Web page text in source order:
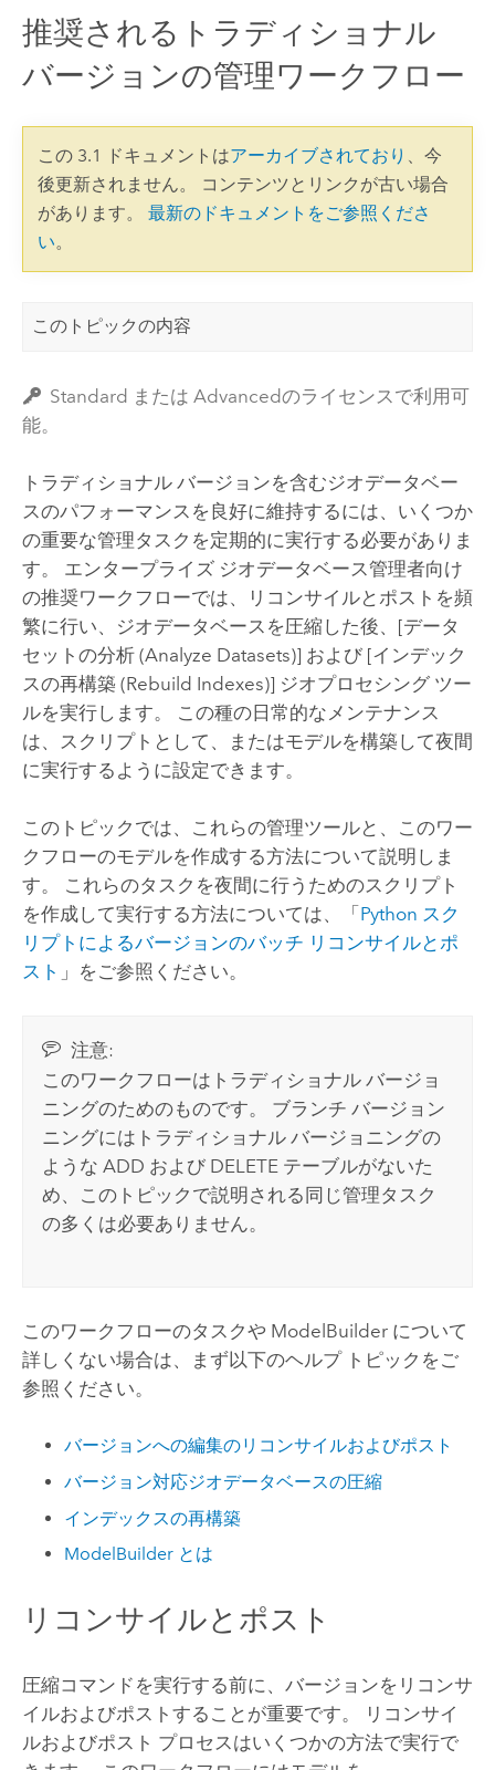
推奨されるトラディショナル
バージョンの管理ワークフロー
この 3.1 ドキュメントはアーカイブされており 、今
後更新されません。 コンテンツとリンクが古い場合
があります。 最新のドキュメントをご参照くださ
い。
このトピックの内容
Standard または Advancedのライセンスで利用可
能。
トラディショナル バージョンを含むジオデータベー
スのパフォーマンスを良好に維持するには、いくつか
の重要な管理タスクを定期的に実行する必要がありま
す。 エンタープライズ ジオデータベース管理者向け
の推奨ワークフローでは、リコンサイルとポストを頻
繁に行い、ジオデータベースを圧縮した後、 [データ
セットの分析 (Analyze Datasets)] および [インデック
スの再構築 (Rebuild Indexes)] ジオプロセシング ツー
ルを実行します。 この種の日常的なメンテナンス
は、スクリプトとして、またはモデルを構築して夜間
に実行するように設定できます。
このトピックでは、これらの管理ツールと、このワー
クフローのモデルを作成する方法について説明しま
す。 これらのタスクを夜間に行うためのスクリプト
を作成して実行する方法については、「 Python スク
リプトによるバージョンのバッチ リコンサイルとポ
スト 」をご参照ください。
注意:
このワークフローはトラディショナル バージョ
ニングのためのものです。 ブランチ バージョン
ニングにはトラディショナル バージョニングの
ような ADD および DELETE テーブルがないた
め、このトピックで説明される同じ管理タスク
の多くは必要ありません。
このワークフローのタスクや ModelBuilder について
詳しくない場合は、まず以下のヘルプ トピックをご
参照ください。
バージョンへの編集のリコンサイルおよびポスト
バージョン対応ジオデータベースの圧縮
インデックスの再構築
ModelBuilder とは
リコンサイルとポスト
圧縮コマンドを実行する前に、バージョンをリコンサ
イルおよびポストすることが重要です。 リコンサイ
ルおよびポスト プロセスはいくつかの方法で実行で